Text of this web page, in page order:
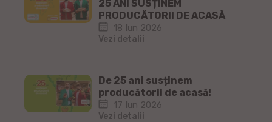
25 ANI SUSȚINEM
PRODUCĂTORII DE ACASĂ
18 Iun 2026
Vezi detalii
De 25 ani susținem
producătorii de acasă!
17 Iun 2026
Vezi detalii